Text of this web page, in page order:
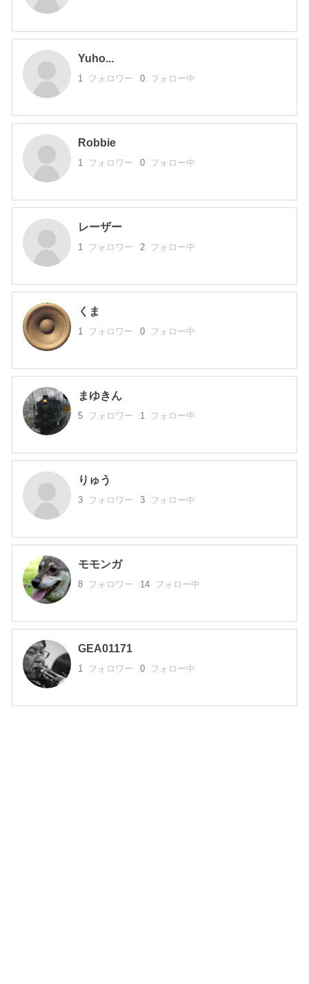
Yuho...
1 フォロワー 0 フォロー中
Robbie
1 フォロワー 0 フォロー中
レーザー
1 フォロワー 2 フォロー中
くま
1 フォロワー 0 フォロー中
まゆきん
5 フォロワー 1 フォロー中
りゅう
3 フォロワー 3 フォロー中
モモンガ
8 フォロワー 14 フォロー中
GEA01171
1 フォロワー 0 フォロー中